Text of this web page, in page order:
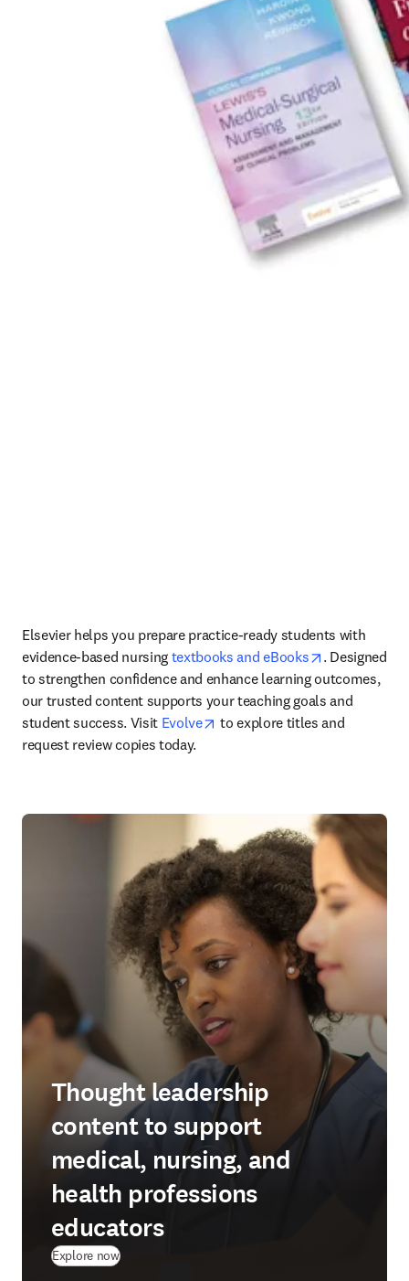
Elsevier helps you prepare practice-ready students with
evidence-based nursing textbooks and eBooks opens in
. Designed
to strengthen confidence and enhance learning outcomes,
our trusted content supports your teaching goals and
student success. Visit Evolve opens in new tab/window
to explore titles and
request review copies today.
Thought leadership
content to support
medical, nursing, and
health professions
educators
Explore now